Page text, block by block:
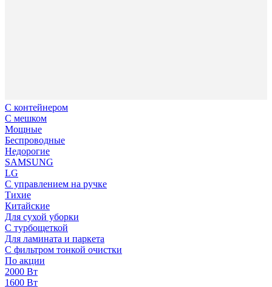
С контейнером
С мешком
Мощные
Беспроводные
Недорогие
SAMSUNG
LG
С управлением на ручке
Тихие
Китайские
Для сухой уборки
С турбощеткой
Для ламината и паркета
С фильтром тонкой очистки
По акции
2000 Вт
1600 Вт